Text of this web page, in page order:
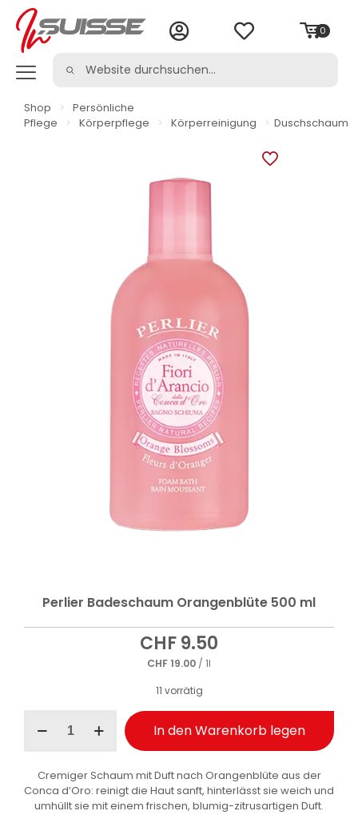
0
Shop >
Persönliche
Pflege
> Körperpflege > Körperreinigung > Duschschaum
Perlier Badeschaum Orangenblüte 500 ml
CHF9.50
CHF19.00 / 1l
11 vorrätig
Badeschaum
Menge
In den Warenkorb legen
Cremiger Schaum mit Duft nach Orangenblüte aus der
Conca d’Oro: reinigt die Haut sanft, hinterlässt sie weich und
umhüllt sie mit einem frischen, blumig-zitrusartigen Duft.